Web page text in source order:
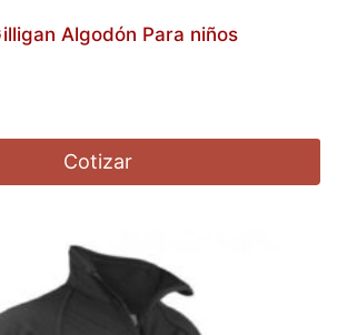
Algodón Para niños
Cotizar